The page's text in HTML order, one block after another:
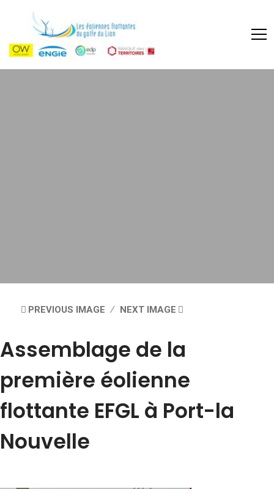
PREVIOUS IMAGE NEXT IMAGE
Assemblage de la
première éolienne
flottante EFGL à Port-la
Nouvelle